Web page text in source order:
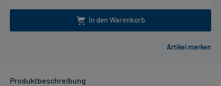
In den Warenkorb
Produktbeschreibung